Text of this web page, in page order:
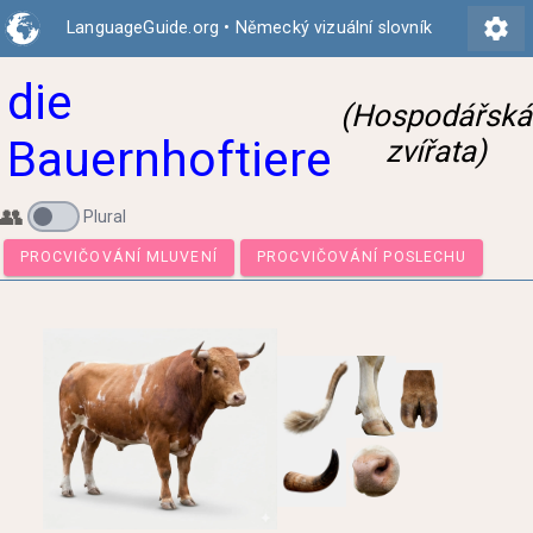
LanguageGuide.org • Německý vizuální slovník settings
die
Bauernhoftiere
(Hospodářská
zvířata)
👥 Plural